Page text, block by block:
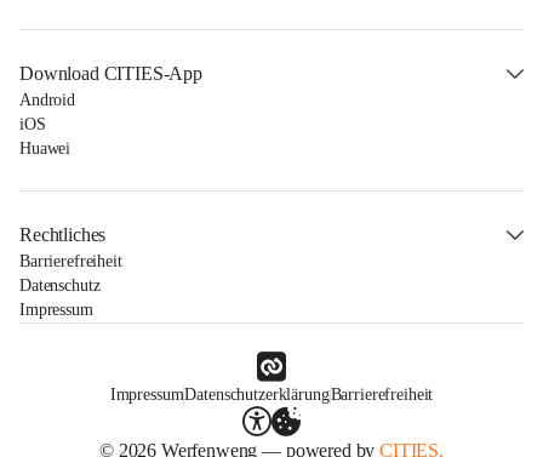
Download CITIES-App
Android
iOS
Huawei
Rechtliches
Barrierefreiheit
Datenschutz
Impressum
ImpressumDatenschutzerklärungBarrierefreiheit
© 2026 Werfenweng — powered byCITIES.